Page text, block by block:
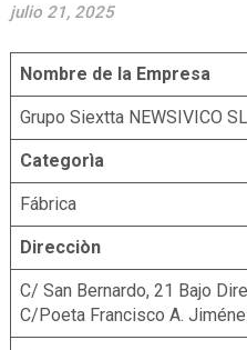
julio 21, 2025
Nombre de la Empresa
Grupo Siextta NEWSIVICO SL
Categorìa
Fábrica
Direcciòn
C/ San Bernardo, 21 Bajo
C/Poeta Francisco A.